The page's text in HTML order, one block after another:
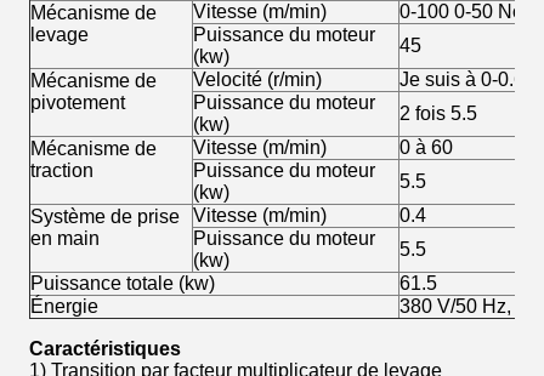
Mécanisme de
levage
Vitesse (m/min)
0-100 0-50
Puissance du moteur
(kw)
45
Mécanisme de
pivotement
Velocité (r/min)
Je suis à 0-0.6
Puissance du moteur
(kw)
2 fois 5.5
Mécanisme de
traction
Vitesse (m/min)
0 à 60
Puissance du moteur
(kw)
5.5
Système de prise
en main
Vitesse (m/min)
0.4
Puissance du moteur
(kw)
5.5
Puissance totale (kw)
61.5
Énergie
380 V/50 Hz,
Caractéristiques
1) Transition par facteur multiplicateur de levage